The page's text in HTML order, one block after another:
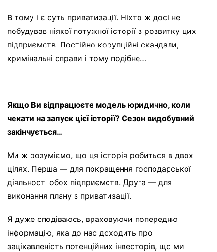
В тому і є суть приватизації. Ніхто ж досі не
побудував ніякої потужної історії з розвитку цих
підприємств. Постійно корупційні скандали,
кримінальні справи і тому подібне…
Якщо Ви відпрацюєте модель юридично, коли
чекати на запуск цієї історії? Сезон видобувний
закінчується…
Ми ж розуміємо, що ця історія робиться в двох
цілях. Перша — для покращення господарської
діяльності обох підприємств. Друга — для
виконання плану з приватизації.
Я дуже сподіваюсь, враховуючи попередню
інформацію, яка до нас доходить про
зацікавленість потенційних інвесторів, що ми